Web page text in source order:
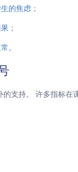
的焦虑；
；
。
支持。 许多指标在